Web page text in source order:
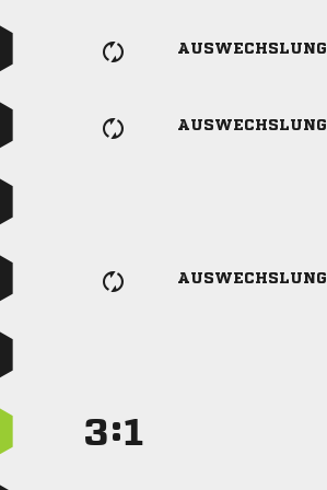
AUSWECHSLUNG
AUSWECHSLUNG
AUSWECHSLUNG
: